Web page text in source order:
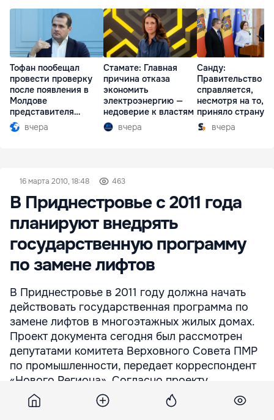
Тофан пообещал
провести проверку
после появления в
Молдове
представителя
Южной Осетии
вчера
Стамате: Главная
причина отказа
экономить
электроэнергию —
недоверие к властям
вчера
Санду:
Правительство
справляется,
несмотря на то,
приняло страну в
разгар кризиса
вчера
16 марта 2010, 18:48 463
В Приднестровье с 2011 года
планируют внедрять
государственную программу
по замене лифтов
В Приднестровье в 2011 году должна начать
действовать государственная программа по
замене лифтов в многоэтажных жилых домах.
Проект документа сегодня был рассмотрен
депутатами комитета Верховного Совета ПМР
по промышленности, передает корреспондент
«Нового Региона». Согласно проекту,
государственная программа рассчитана на 5
лет. По подсчетам специалистов на